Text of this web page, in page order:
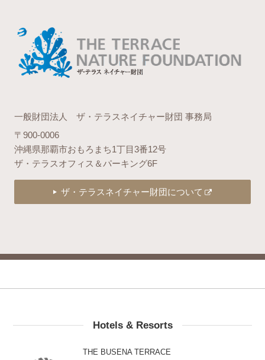
一般財団法人 ザ・テラスネイチャー財団 事務局
〒900-0006
沖縄県那覇市おもろまち1丁目3番12号
ザ・テラスオフィス＆パーキング6F
ザ・テラスネイチャー財団について
Hotels & Resorts
THE BUSENA TERRACE